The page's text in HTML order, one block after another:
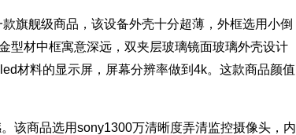
旗舰级商品，该设备外壳十分超薄，外框选用小倒
型材中框寓意深远，双夹层玻璃镜面玻璃外壳设计
材料的显示屏，屏幕分辨率做到4k。这款商品颜值
该商品选用sony1300万清晰度弄清监控摄像头，内